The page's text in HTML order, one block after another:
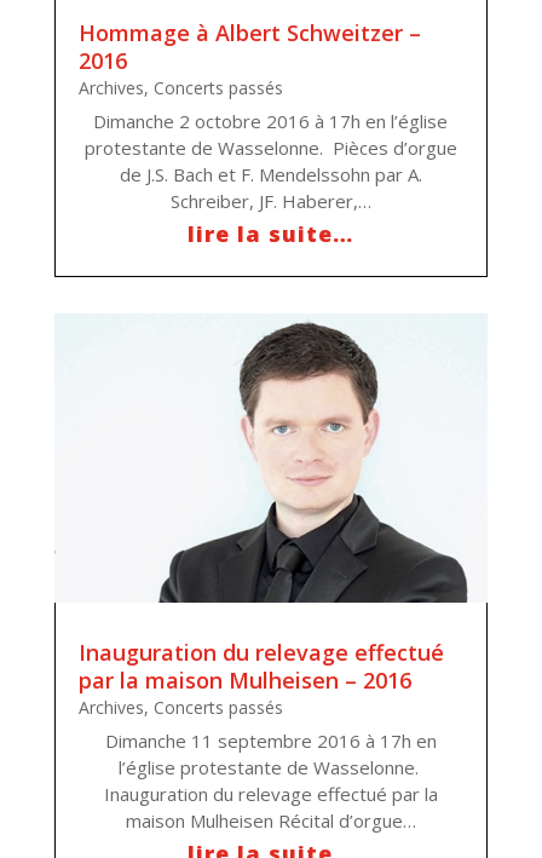
Hommage à Albert Schweitzer –
2016
Archives, Concerts passés
Dimanche 2 octobre 2016 à 17h en l’église
protestante de Wasselonne. Pièces d’orgue
de J.S. Bach et F. Mendelssohn par A.
Schreiber, JF. Haberer,…
lire la suite…
Inauguration du relevage effectué
par la maison Mulheisen – 2016
Archives, Concerts passés
Dimanche 11 septembre 2016 à 17h en
l’église protestante de Wasselonne.
Inauguration du relevage effectué par la
maison Mulheisen Récital d’orgue…